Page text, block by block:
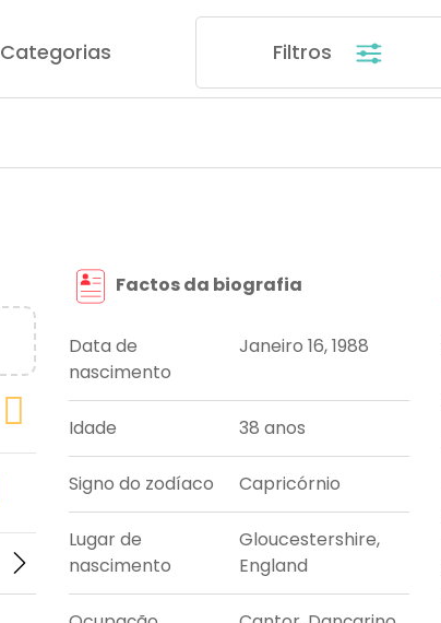
Categorias Filtros
Factos da biografia
Data de
nascimento
Janeiro 16, 1988
Idade 38 anos
Signo do zodíaco Capricórnio
Lugar de
nascimento
Gloucestershire,
England